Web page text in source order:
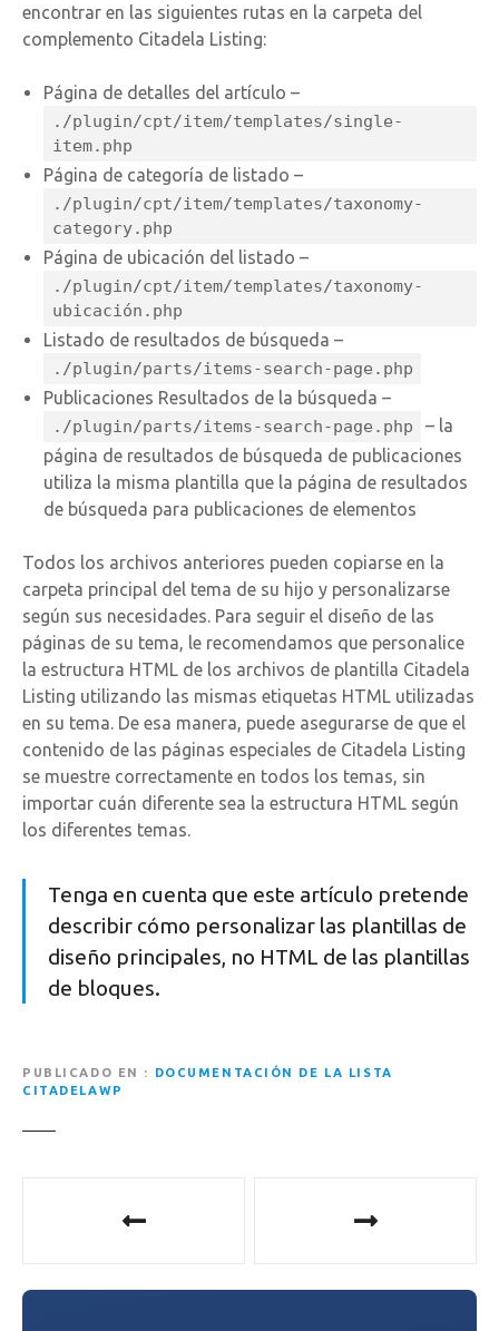
encontrar en las siguientes rutas en la carpeta del
complemento Citadela Listing:
Página de detalles del artículo –
./plugin/cpt/item/templates/single-
item.php
Página de categoría de listado –
./plugin/cpt/item/templates/taxonomy-
category.php
Página de ubicación del listado –
./plugin/cpt/item/templates/taxonomy-
ubicación.php
Listado de resultados de búsqueda –
./plugin/parts/items-search-page.php
Publicaciones Resultados de la búsqueda –
./plugin/parts/items-search-page.php
– la
página de resultados de búsqueda de publicaciones
utiliza la misma plantilla que la página de resultados
de búsqueda para publicaciones de elementos
Todos los archivos anteriores pueden copiarse en la
carpeta principal del tema de su hijo y personalizarse
según sus necesidades. Para seguir el diseño de las
páginas de su tema, le recomendamos que personalice
la estructura HTML de los archivos de plantilla Citadela
Listing utilizando las mismas etiquetas HTML utilizadas
en su tema. De esa manera, puede asegurarse de que el
contenido de las páginas especiales de Citadela Listing
se muestre correctamente en todos los temas, sin
importar cuán diferente sea la estructura HTML según
los diferentes temas.
Tenga en cuenta que este artículo pretende
describir cómo personalizar las plantillas de
diseño principales, no HTML de las plantillas
de bloques.
PUBLICADO EN
DOCUMENTACIÓN DE LA LISTA
CITADELAWP
v